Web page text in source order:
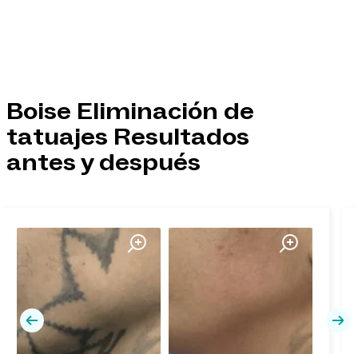
Boise Eliminación de
tatuajes Resultados
antes y después
Previa